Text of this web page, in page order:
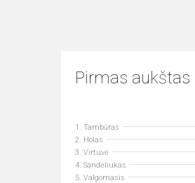
Pirmas aukštas
1. Tambūras
2. Holas
3. Virtuvė
4. Sandėliukas
5. Valgomasis